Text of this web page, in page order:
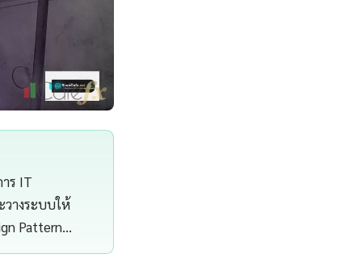
ร IT
างระบบให้
Pattern…